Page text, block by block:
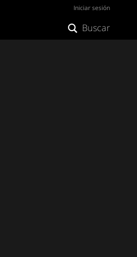
Iniciar sesión
Buscar